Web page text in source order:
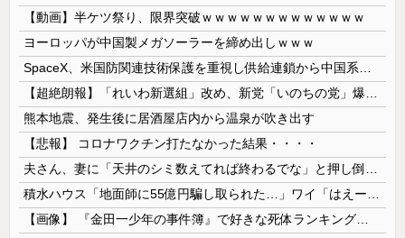
【動画】半ケツ祭り、限界突破ｗｗｗｗｗｗｗｗｗｗｗｗｗ
ヨーロッパが中国製メガソーラーを締め出しｗｗｗ
熊本地震、発生後に居酒屋店内から温泉が吹き出す
【悲報】 コロナワクチン打たなかった結果・・・・